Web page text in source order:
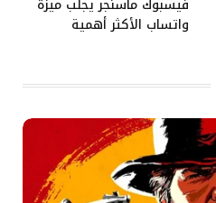
فيسبوك ماسنجر يجلب ميزة
واتساب الأكثر أهمية